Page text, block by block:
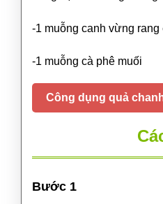
-1 muỗng canh vừng rang
-1 muỗng cà phê muối
Công dụng quả
Bước 1